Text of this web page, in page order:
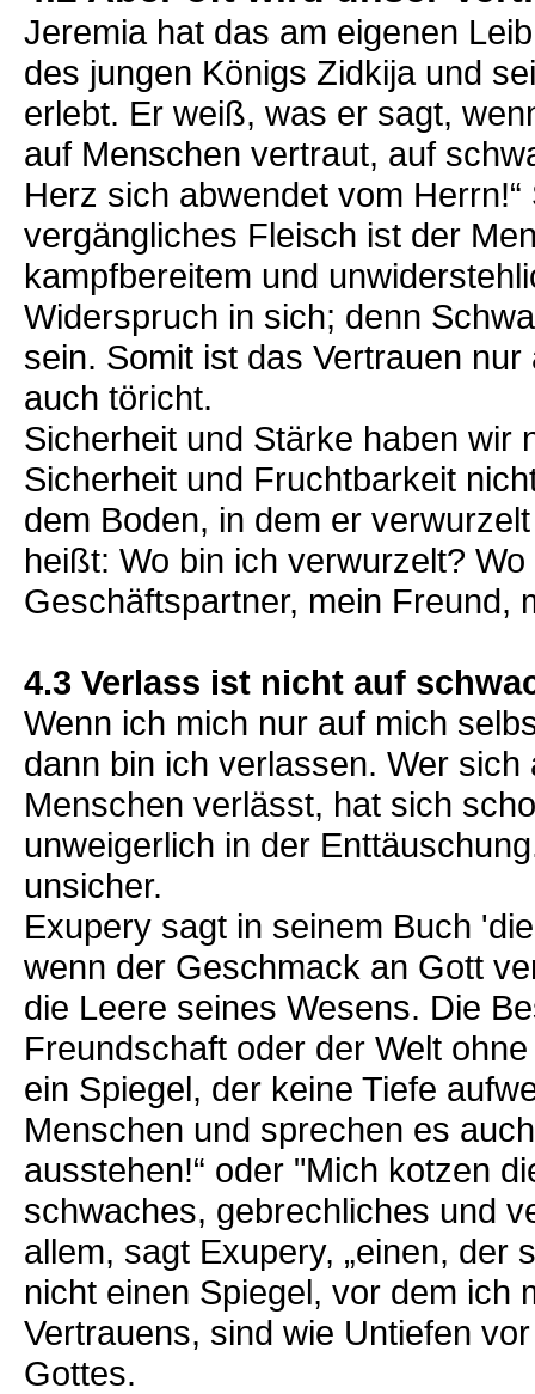
Jeremia hat das am eigenen
des jungen Königs Zidkija und
erlebt. Er weiß, was er sagt,
auf Menschen vertraut, auf
Herz sich abwendet vom
vergängliches Fleisch ist der
kampfbereitem und
Widerspruch in sich; denn
sein. Somit ist das Vertrauen
auch töricht.
Sicherheit und Stärke haben wir
Sicherheit und Fruchtbarkeit
dem Boden, in dem er
heißt: Wo bin ich verwurzelt?
Geschäftspartner, mein Freund,
4.3 Verlass ist nicht auf
Wenn ich mich nur auf mich
dann bin ich verlassen. Wer
Menschen verlässt, hat sich
unweigerlich in der
unsicher.
Exupery sagt in seinem Buch
wenn der Geschmack an Gott
die Leere seines Wesens. Die
Freundschaft oder der Welt
ein Spiegel, der keine Tiefe
Menschen und sprechen es
ausstehen!“ oder "Mich kotzen
schwaches, gebrechliches und
allem, sagt Exupery, „einen, der
nicht einen Spiegel, vor dem ich
Vertrauens, sind wie Untiefen
Gottes.